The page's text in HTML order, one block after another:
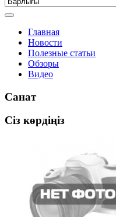
Главная
Новости
Полезные статьи
Обзоры
Видео
Санат
Сіз көрдіңіз